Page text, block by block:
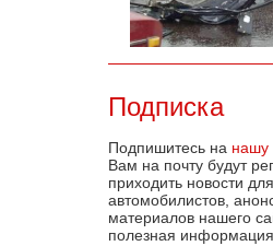
Подписка
Подпишитесь на нашу
Вам на почту будут
приходить новости для
автомобилистов,
материалов нашего
полезная информация.